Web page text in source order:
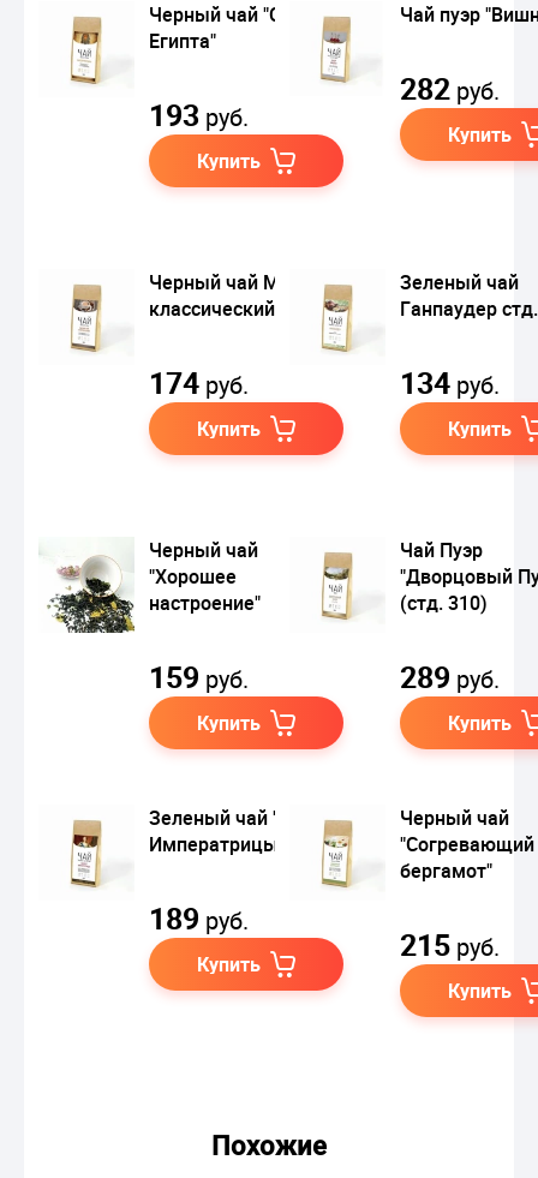
Черный чай "Сказки
Египта"
193 руб.
Купить
Чай пуэр
282 руб.
Купить
Черный чай Масала
классический
174 руб.
Купить
Зеленый чай
Ганпаудер
134 руб.
Купить
Черный чай
"Хорошее
настроение"
159 руб.
Купить
Чай Пуэр
"Дворцовый
(стд. 310)
289 руб.
Купить
Зеленый чай "Силуэт
Императрицы"
189 руб.
Купить
Черный чай
"Согревающий
бергамот"
215 руб.
Купить
Похожие